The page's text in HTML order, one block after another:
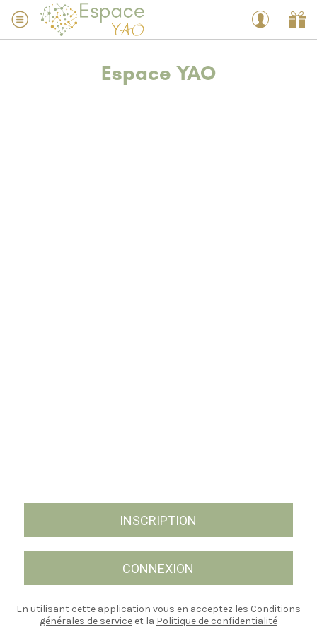
Espace YAO
INSCRIPTION
CONNEXION
En utilisant cette application vous en acceptez les Conditions
générales de service et la Politique de confidentialité